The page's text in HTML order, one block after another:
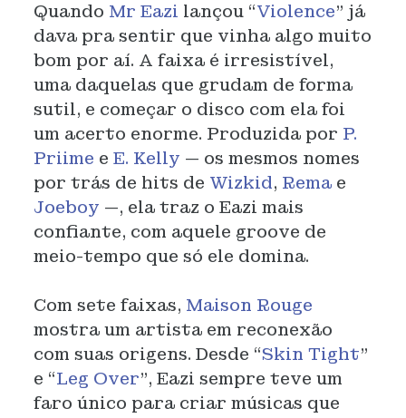
Quando Mr Eazi lançou “Violence” já
dava pra sentir que vinha algo muito
bom por aí. A faixa é irresistível,
uma daquelas que grudam de forma
sutil, e começar o disco com ela foi
um acerto enorme. Produzida por P.
Priime e E. Kelly — os mesmos nomes
por trás de hits de Wizkid, Remae
Joeboy —, ela traz o Eazi mais
confiante, com aquele groove de
meio-tempo que só ele domina.
Com sete faixas, Maison Rouge
mostra um artista em reconexão
com suas origens. Desde “Skin Tight”
e “Leg Over”, Eazi sempre teve um
faro único para criar músicas que